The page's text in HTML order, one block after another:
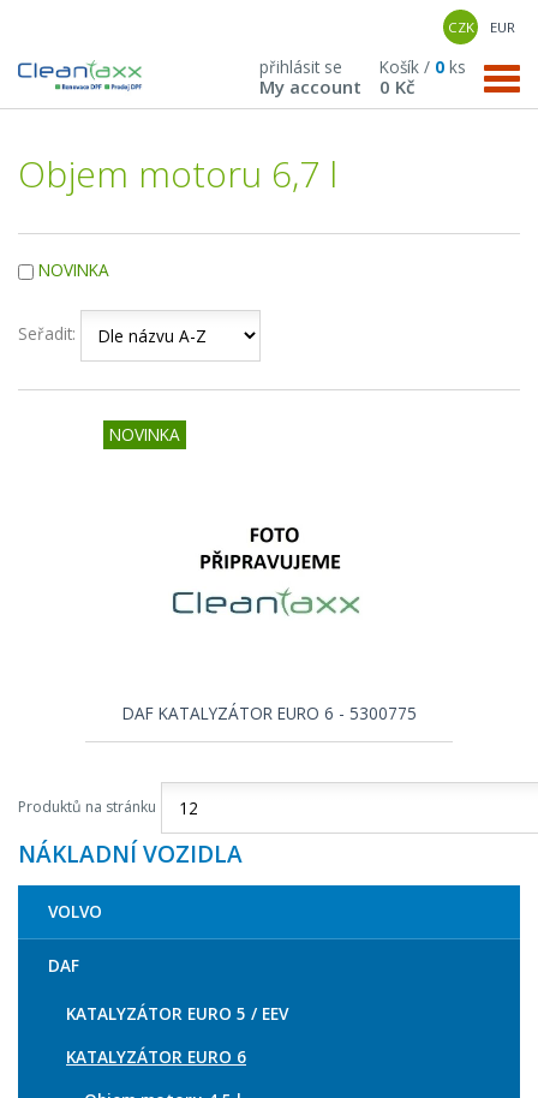
CZK EUR
přihlásit se
My account
Košík / 0 ks
0 Kč
Objem motoru 6,7 l
NOVINKA
Seřadit:
NOVINKA
DAF KATALYZÁTOR EURO 6 - 5300775
Produktů na stránku
NÁKLADNÍ VOZIDLA
VOLVO
DAF
KATALYZÁTOR EURO 5 / EEV
KATALYZÁTOR EURO 6